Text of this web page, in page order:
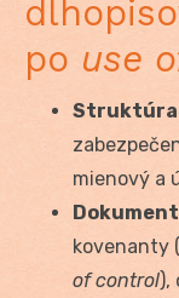
po use
Struktúra
mienový a
kovenanty
of control),